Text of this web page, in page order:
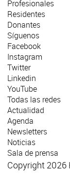
Profesionales
Residentes
Donantes
Síguenos
Facebook
Instagram
Twitter
Linkedin
YouTube
Todas las redes
Actualidad
Agenda
Newsletters
Noticias
Sala de prensa
Copyright 2026